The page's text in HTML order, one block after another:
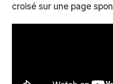
croisé sur une page